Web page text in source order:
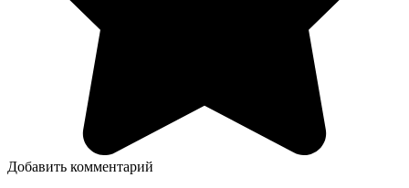
Добавить комментарий